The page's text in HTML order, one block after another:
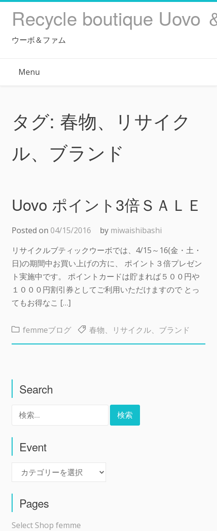
Recycle boutique Uovo
ウーボ＆ファム
Menu
タグ: 春物、リサイク
ル、ブランド
Uovo ポイント3倍ＳＡＬＥ
Posted on 04/15/2016 by miwaishibashi
リサイクルブティックウーボでは、4/15～16(金・土・
日)の期間中お買い上げの方に、 ポイント３倍プレゼン
ト実施中です。 ポイントカードは貯まれば５００円や
１０００円割引券としてご利用いただけますので とっ
てもお得なこ […]
femmeブログ 春物、リサイクル、ブランド
Search
Event
Pages
Select Shop femme